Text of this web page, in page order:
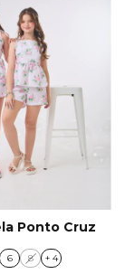
Ponto Cruz
6 8 + 4